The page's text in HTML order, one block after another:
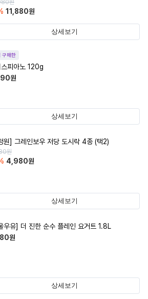
원
11,880원
상세보기
구매한
스피아노 120g
원
상세보기
원] 그레인보우 저당 도시락 4종 (택2)
원
4,980원
상세보기
우유] 더 진한 순수 플레인 요거트 1.8L
원
상세보기